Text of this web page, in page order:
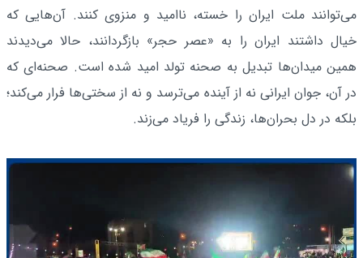
می‌توانند ملت ایران را خسته، ناامید و منزوی کنند. آن‌هایی که
خیال داشتند ایران را به «عصر حجر» بازگردانند، حالا می‌دیدند
همین میدان‌ها تبدیل به صحنه تولد امید شده است. صحنه‌ای که
در آن، جوان ایرانی نه از آینده می‌ترسد و نه از سختی‌ها فرار می‌کند؛
بلکه در دل بحران‌ها، زندگی را فریاد می‌زند.